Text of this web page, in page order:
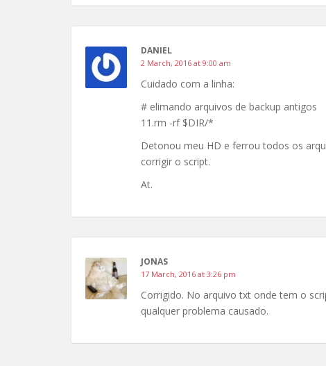
DANIEL
2 March, 2016 at 9:00 am
Cuidado com a linha:
# elimando arquivos de backup antigos
11.rm -rf $DIR/*
Detonou meu HD e ferrou todos os
corrigir o script.
At.
JONAS
17 March, 2016 at 3:26 pm
Corrigido. No arquivo txt onde tem o
qualquer problema causado.